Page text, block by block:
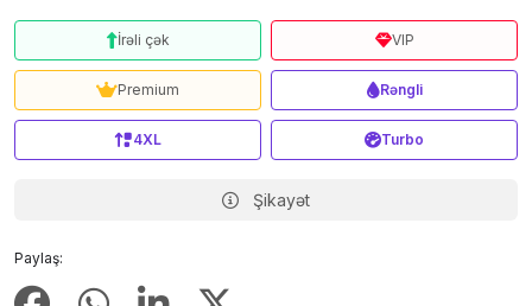
Paylaş:
İrəli çək VIP
Premium Rəngli
4XL Turbo
Şikayət